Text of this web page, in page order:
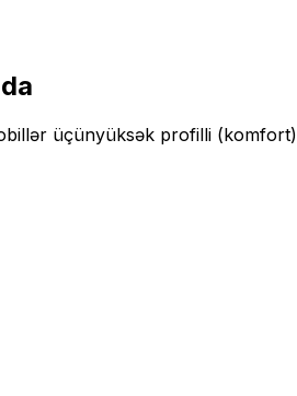
üçünyüksək profilli (komfort)